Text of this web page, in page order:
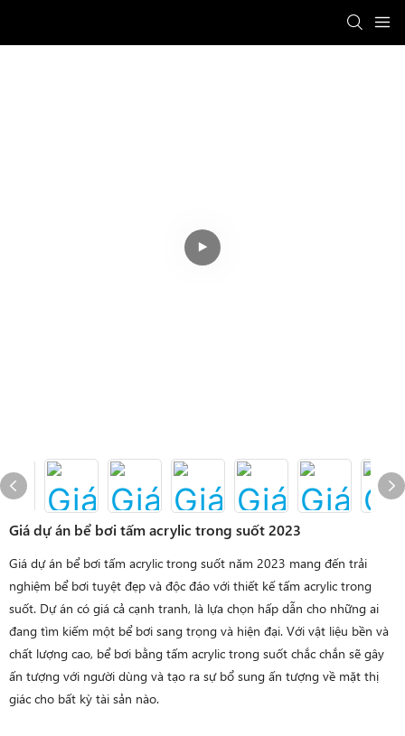
Giá dự án bể bơi tấm acrylic trong suốt 2023
Giá dự án bể bơi tấm acrylic trong suốt năm 2023 mang đến trải
nghiệm bể bơi tuyệt đẹp và độc đáo với thiết kế tấm acrylic trong
suốt. Dự án có giá cả cạnh tranh, là lựa chọn hấp dẫn cho những ai
đang tìm kiếm một bể bơi sang trọng và hiện đại. Với vật liệu bền và
chất lượng cao, bể bơi bằng tấm acrylic trong suốt chắc chắn sẽ gây
ấn tượng với người dùng và tạo ra sự bổ sung ấn tượng về mặt thị
giác cho bất kỳ tài sản nào.